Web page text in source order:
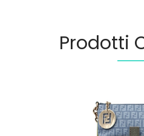
Prodotti